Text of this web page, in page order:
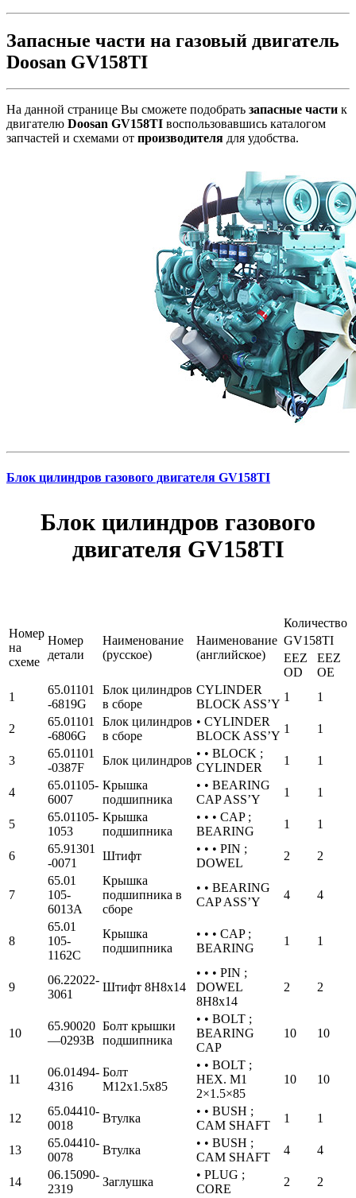
Запасные части на газовый двигатель
Doosan GV158TI
На данной странице Вы сможете подобрать запасные части к
двигателю Doosan GV158TI воспользовавшись каталогом
запчастей и схемами от производителя для удобства.
Блок цилиндров газового двигателя GV158TI
Блок цилиндров газового
двигателя GV158TI
Номер
на
схеме
Номер
детали
Наименование
(русское)
Наименование
(английское)
Количество
GV158TI
EEZ
OD
EEZ
OE
1
65.01101
-6819G
Блок цилиндров
в сборе
CYLINDER
BLOCK ASS’Y
1 1
2
65.01101
-6806G
Блок цилиндров
в сборе
• CYLINDER
BLOCK ASS’Y
1 1
3
65.01101
-0387F
Блок цилиндров
• • BLOCK ;
CYLINDER
1 1
4
65.01105-
6007
Крышка
подшипника
• • BEARING
CAP ASS’Y
1 1
5
65.01105-
1053
Крышка
подшипника
• • • CAP ;
BEARING
1 1
6
65.91301
-0071
Штифт
• • • PIN ;
DOWEL
2 2
7
65.01
105-
6013A
Крышка
подшипника в
сборе
• • BEARING
CAP ASS’Y
4 4
8
65.01
105-
1162C
Крышка
подшипника
• • • CAP ;
BEARING
1 1
9
06.22022-
3061
Штифт 8Н8х14
• • • PIN ;
DOWEL
8H8x14
2 2
10
65.90020
—0293B
Болт крышки
подшипника
• • BOLT ;
BEARING
CAP
10 10
11
06.01494-
4316
Болт
М12х1.5х85
• • BOLT ;
HEX. M1
2×1.5×85
10 10
12
65.04410-
0018
Втулка
• • BUSH ;
CAM SHAFT
1 1
13
65.04410-
0078
Втулка
• • BUSH ;
CAM SHAFT
4 4
14
06.15090-
2319
Заглушка
• PLUG ;
CORE
2 2